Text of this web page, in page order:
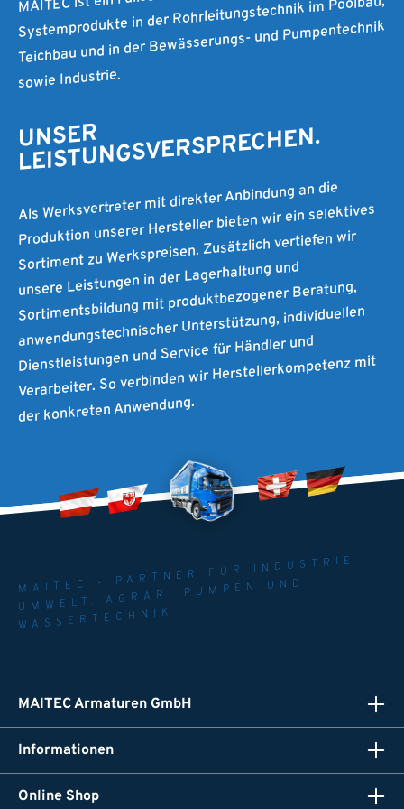
Systemprodukte in der Rohrleitungstechnik im Poolbau,
Teichbau und in der Bewässerungs- und Pumpentechnik
sowie Industrie.
UNSER
LEISTUNGSVERSPRECHEN.
Als Werksvertreter mit direkter Anbindung an die
Produktion unserer Hersteller bieten wir ein selektives
Sortiment zu Werkspreisen. Zusätzlich vertiefen wir
unsere Leistungen in der Lagerhaltung und
Sortimentsbildung mit produktbezogener Beratung,
anwendungstechnischer Unterstützung, individuellen
Dienstleistungen und Service für Händler und
Verarbeiter. So verbinden wir Herstellerkompetenz mit
der konkreten Anwendung.
MAITEC - PARTNER FÜR INDUSTRIE.
UMWELT. AGRAR. PUMPEN UND
WASSERTECHNIK
MAITEC Armaturen GmbH
Informationen
Online Shop